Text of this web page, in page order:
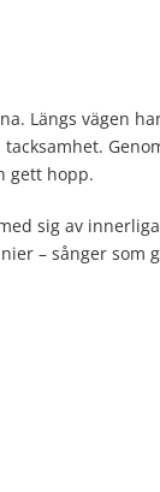
Längs vägen
gett hopp.
sig av innerliga
– sånger som